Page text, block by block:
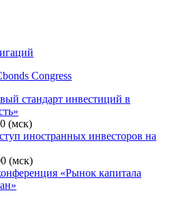
Congress
стандарт инвестиций в
(мск)
иностранных инвесторов на
(мск)
«Рынок капитала